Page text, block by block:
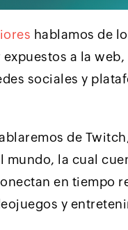
hablamos de
a la
sociales y
de
mundo, la cual
en tiempo
y